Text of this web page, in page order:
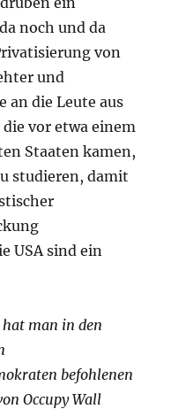
noch und da
von
und
an die Leute aus
vor etwa einem
Staaten kamen,
studieren, damit
USA sind ein
man in den
befohlenen
Occupy Wall